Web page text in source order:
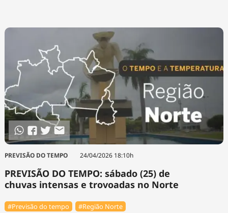
PREVISÃO DO TEMPO 24/04/2026 18:10h
PREVISÃO DO TEMPO: sábado (25) de
chuvas intensas e trovoadas no Norte
#Previsão do tempo #Região Norte